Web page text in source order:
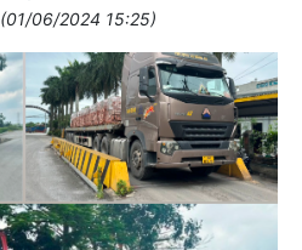
(01/06/2024 15:25)